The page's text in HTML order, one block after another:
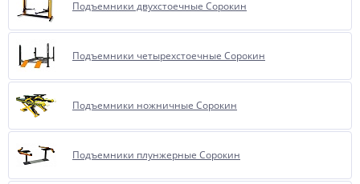
Подъемники двухстоечные Сорокин
Подъемники четырехстоечные Сорокин
Подъемники ножничные Сорокин
Подъемники плунжерные Сорокин